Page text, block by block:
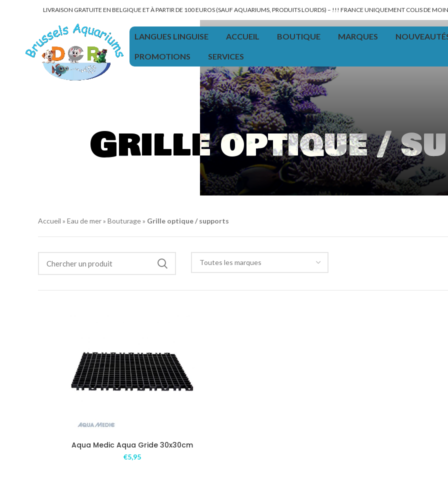
LIVRAISON GRATUITE EN BELGIQUE ET À PARTIR DE 100 EUROS (SAUF AQUARIUMS, PRODUITS LOURDS) – !!! FRANCE UNIQUEMENT COLIS DE
LANGUES LINGUISE ACCUEIL BOUTIQUE MARQUES
PROMOTIONS SERVICES
Grille optique /
Accueil » Eau de mer» Bouturage» Grille optique / supports
Toutes les marques
Aqua Medic Aqua Gride 30x30cm
€5,95